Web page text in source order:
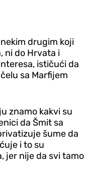
drugim koji
ni do Hrvata i
ističući da
sa Marfijem
znamo kakvi su
da Šmit sa
šume da
i to su
jer nije da svi tamo